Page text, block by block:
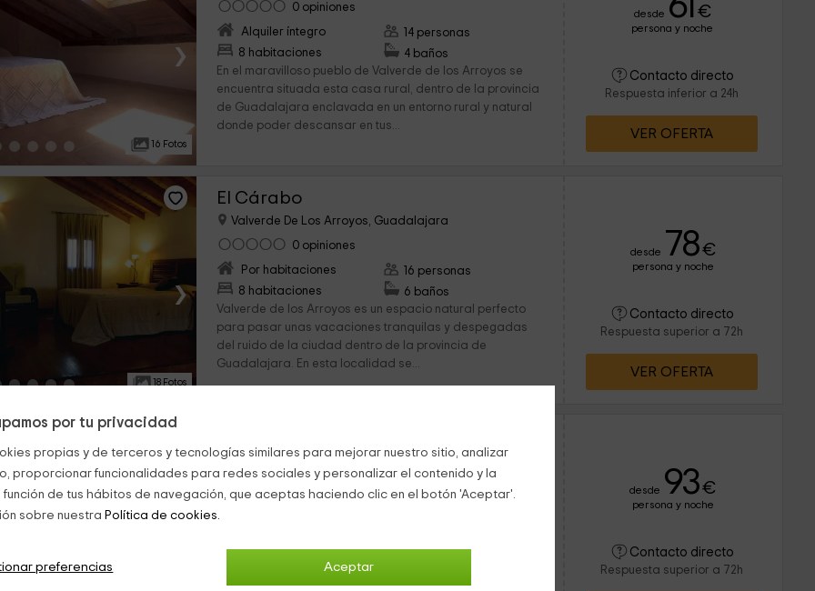
por tu privacidad
propias y de terceros y tecnologías similares para mejorar nuestro sitio, analizar
proporcionar funcionalidades para redes sociales y personalizar el contenido y la
de tus hábitos de navegación, que aceptas haciendo clic en el botón 'Aceptar'.
sobre nuestra Política de cookies.
Aceptar
preferencias
›
16 Fotos
0 opiniones
Alquiler íntegro
8 habitaciones
14 personas
4 baños
En el maravilloso pueblo de Valverde de los Arroyos se
encuentra situada esta casa rural, dentro de la provincia
de Guadalajara enclavada en un entorno rural y natural
donde poder descansar en tus...
desde €
persona y noche
Contacto directo
Respuesta inferior a 24h
VER OFERTA
›
18 Fotos
El Cárabo
Valverde De Los Arroyos, Guadalajara
0 opiniones
Por habitaciones
8 habitaciones
16 personas
6 baños
Valverde de los Arroyos es un espacio natural perfecto
para pasar unas vacaciones tranquilas y despegadas
del ruido de la ciudad dentro de la provincia de
Guadalajara. En esta localidad se...
desde 78€
persona y noche
Contacto directo
Respuesta superior a 72h
VER OFERTA
›
Valverde De Los Arroyos, Guadalajara
0 opiniones
En Valverde de los Arroyos, en Guadalajara os espera
este precioso hotel rural. Con capacidad para 6
personas, el alojamiento, que se divide en 3 suites, es
desde 93€
persona y noche
Contacto directo
Respuesta superior a 72h